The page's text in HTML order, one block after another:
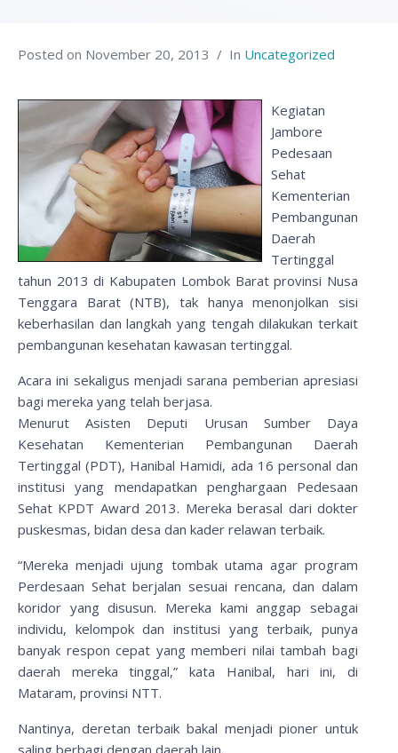
Posted on November 20, 2013 In Uncategorized
Kegiatan
Jambore
Pedesaan
Sehat
Kementerian
Pembangunan
Daerah
Tertinggal
tahun 2013 di Kabupaten Lombok Barat provinsi Nusa
Tenggara Barat (NTB), tak hanya menonjolkan sisi
keberhasilan dan langkah yang tengah dilakukan terkait
pembangunan kesehatan kawasan tertinggal.
Acara ini sekaligus menjadi sarana pemberian apresiasi
bagi mereka yang telah berjasa.
Menurut Asisten Deputi Urusan Sumber Daya
Kesehatan Kementerian Pembangunan Daerah
Tertinggal (PDT), Hanibal Hamidi, ada 16 personal dan
institusi yang mendapatkan penghargaan Pedesaan
Sehat KPDT Award 2013. Mereka berasal dari dokter
puskesmas, bidan desa dan kader relawan terbaik.
“Mereka menjadi ujung tombak utama agar program
Perdesaan Sehat berjalan sesuai rencana, dan dalam
koridor yang disusun. Mereka kami anggap sebagai
individu, kelompok dan institusi yang terbaik, punya
banyak respon cepat yang memberi nilai tambah bagi
daerah mereka tinggal,” kata Hanibal, hari ini, di
Mataram, provinsi NTT.
Nantinya, deretan terbaik bakal menjadi pioner untuk
saling berbagi dengan daerah lain.